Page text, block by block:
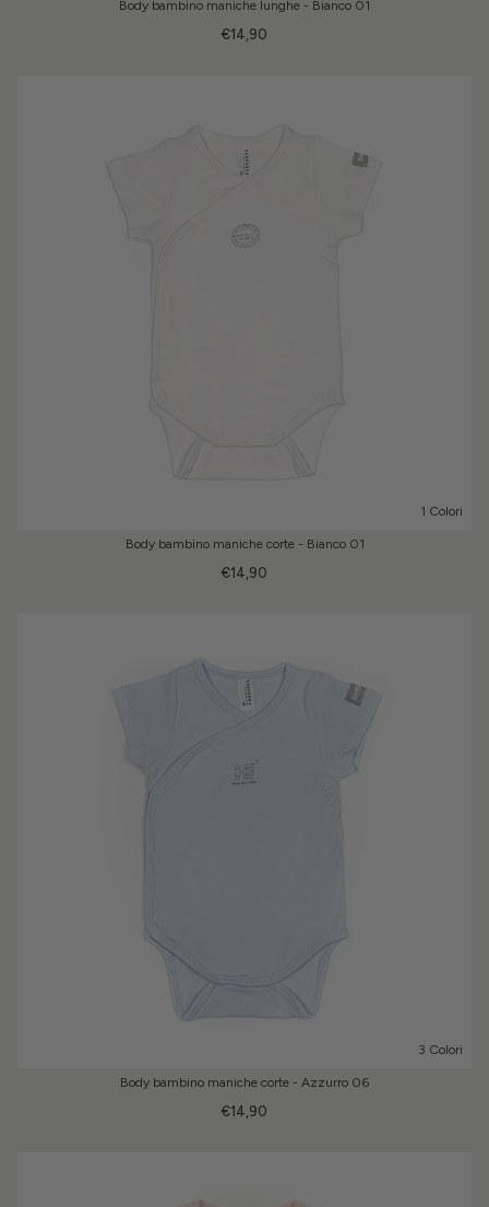
Body bambino maniche lunghe - Bianco 01
€14,90
1 Colori
Body bambino maniche corte - Bianco 01
€14,90
3 Colori
Body bambino maniche corte - Azzurro 06
€14,90